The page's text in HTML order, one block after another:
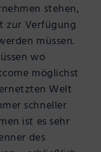
stehen,
zur Verfügung
müssen.
wo
möglichst
Welt
schneller
ist es sehr
des